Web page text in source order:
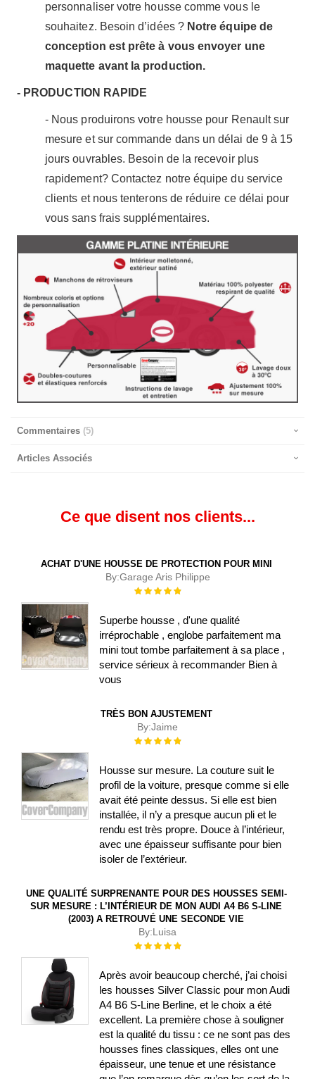
personnaliser votre housse comme vous le
souhaitez. Besoin d’idées ? Notre équipe de
conception est prête à vous envoyer une
maquette avant la production.
- PRODUCTION RAPIDE
- Nous produirons votre housse pour Renault sur
mesure et sur commande dans un délai de 9 à 15
jours ouvrables. Besoin de la recevoir plus
rapidement? Contactez notre équipe du service
clients et nous tenterons de réduire ce délai pour
vous sans frais supplémentaires.
Commentaires 5
Articles Associés
Ce que disent nos clients...
ACHAT D'UNE HOUSSE DE PROTECTION POUR MINI
By:Garage Aris Philippe
Évaluation :
Superbe housse , d'une qualité
irréprochable , englobe parfaitement ma
mini tout tombe parfaitement à sa place ,
service sérieux à recommander Bien à
vous
TRÈS BON AJUSTEMENT
By:Jaime
Évaluation :
Housse sur mesure. La couture suit le
profil de la voiture, presque comme si elle
avait été peinte dessus. Si elle est bien
installée, il n’y a presque aucun pli et le
rendu est très propre. Douce à l’intérieur,
avec une épaisseur suffisante pour bien
isoler de l’extérieur.
UNE QUALITÉ SURPRENANTE POUR DES HOUSSES SEMI-
SUR MESURE : L’INTÉRIEUR DE MON AUDI A4 B6 S-LINE
(2003) A RETROUVÉ UNE SECONDE VIE
By:Luisa
Évaluation :
Après avoir beaucoup cherché, j’ai choisi
les housses Silver Classic pour mon Audi
A4 B6 S-Line Berline, et le choix a été
excellent. La première chose à souligner
est la qualité du tissu : ce ne sont pas des
housses fines classiques, elles ont une
épaisseur, une tenue et une résistance